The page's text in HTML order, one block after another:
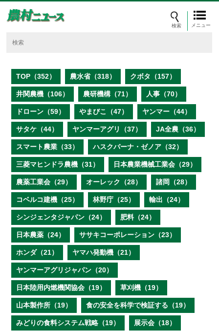
メニュー
TOP（352） 農水省（318） クボタ（157）
井関農機（106） 農研機構（71） 人事（70）
ドローン（59） やまびこ（47） ヤンマー（44）
サタケ（44） ヤンマーアグリ（37） JA全農（36）
スマート農業（33） ハスクバーナ・ゼノア（32）
三菱マヒンドラ農機（31） 日本農業機械工業会（29）
農薬工業会（29） オーレック（28） 諸岡（28）
コベルコ建機（25） 林野庁（25） 輸出（24）
シンジェンタジャパン（24） 肥料（24）
日本農薬（24） ササキコーポレーション（23）
ホンダ（21） ヤマハ発動機（21）
ヤンマーアグリジャパン（20）
日本陸用内燃機関協会（19） 草刈機（19）
山本製作所（19） 食の安全を科学で検証する（19）
みどりの食料システム戦略（19） 展示会（18）